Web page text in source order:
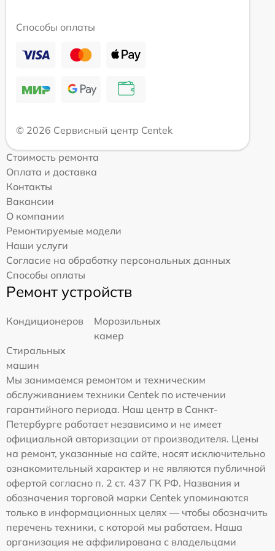
Способы оплаты
© 2026 Сервисный центр Centek
Стоимость ремонта
Оплата и доставка
Контакты
Вакансии
О компании
Ремонтируемые модели
Наши услуги
Согласие на обработку персональных данных
Способы оплаты
Ремонт устройств
Кондиционеров
Морозильных
камер
Стиральных
машин
Мы занимаемся ремонтом и техническим
обслуживанием техники Centek по истечении
гарантийного периода. Наш центр в Санкт-
Петербурге работает независимо и не имеет
официальной авторизации от производителя. Цены
на ремонт, указанные на сайте, носят исключительно
ознакомительный характер и не являются публичной
офертой согласно п. 2 ст. 437 ГК РФ. Названия и
обозначения торговой марки Centek упоминаются
только в информационных целях — чтобы обозначить
перечень техники, с которой мы работаем. Наша
организация не аффилирована с владельцами